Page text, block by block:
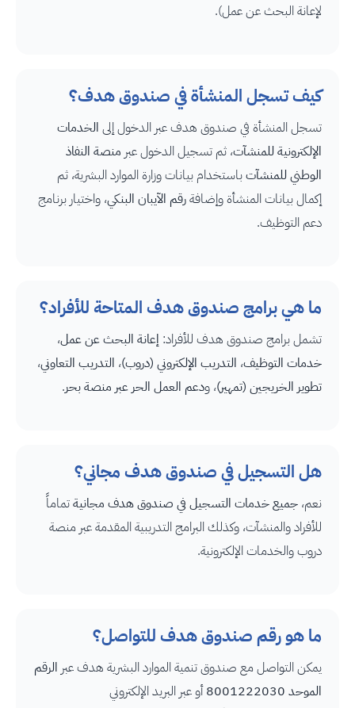
لإعانة البحث عن عمل).
كيف تسجل المنشأة في صندوق هدف؟
تسجل المنشأة في صندوق هدف عبر الدخول إلى الخدمات
الإلكترونية للمنشآت، ثم تسجيل الدخول عبر منصة النفاذ
الوطني للمنشآتباستخدام بيانات وزارة الموارد البشرية، ثم
إكمال بيانات المنشأة وإضافةرقم الآيبان البنكي، واختيار برنامج
دعم التوظيف.
ما هي برامج صندوق هدف المتاحة للأفراد؟
تشمل برامج صندوق هدف للأفراد: إعانة البحث عن عمل،
خدمات التوظيف، التدريب الإلكتروني (دروب)، التدريب التعاوني،
تطوير الخريجين (تمهير)، ودعم العمل الحر عبر منصة بحر.
هل التسجيل في صندوق هدف مجاني؟
نعم، جميع خدمات التسجيل في صندوق هدف مجانيةتماماً
للأفراد والمنشآت، وكذلك البرامج التدريبية المقدمة عبر منصة
دروب والخدمات الإلكترونية.
ما هو رقم صندوق هدف للتواصل؟
يمكن التواصل مع صندوق تنمية الموارد البشرية هدف عبر الرقم
الموحد 8001222030
أو عبر البريد الإلكتروني